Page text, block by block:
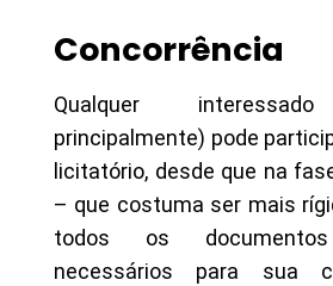
Concorrência
Qualquer
principalmente) pode
licitatório, desde que na
– que costuma ser mais
todos os
necessários para sua